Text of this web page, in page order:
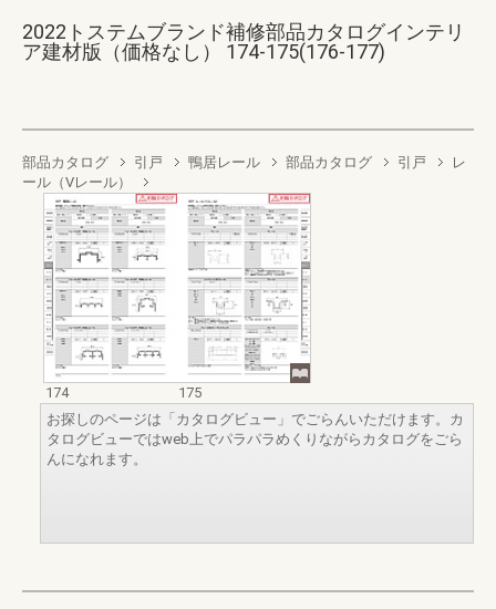
2022トステムブランド補修部品カタログインテリ
ア建材版（価格なし） 174-175(176-177)
部品カタログ 引戸 鴨居レール 部品カタログ 引戸
レ
ール（Vレール）
174
175
お探しのページは「カタログビュー」でごらんいただけます。カ
タログビューではweb上でパラパラめくりながらカタログをごら
んになれます。